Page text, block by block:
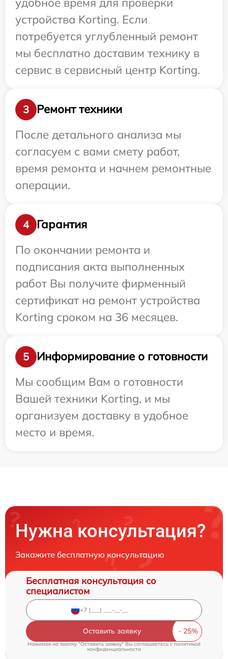
устройства Korting. Если
потребуется углубленный ремонт
мы бесплатно доставим технику в
сервис в сервисный центр Korting.
3
Ремонт техники
После детального анализа мы
согласуем с вами смету работ,
время ремонта и начнем ремонтные
операции.
4
Гарантия
По окончании ремонта и
подписания акта выполненных
работ Вы получите фирменный
сертификат на ремонт устройства
Korting сроком на 36 месяцев.
5
Информирование о готовности
Мы сообщим Вам о готовности
Вашей техники Korting, и мы
организуем доставку в удобное
место и время.
Нужна консультация?
Закажите бесплатную консультацию
Бесплатная консультация со
специалистом
Оставить заявку
Нажимая на кнопку "Оставить заявку" Вы соглашаетесь cполитикой
конфиденциальности